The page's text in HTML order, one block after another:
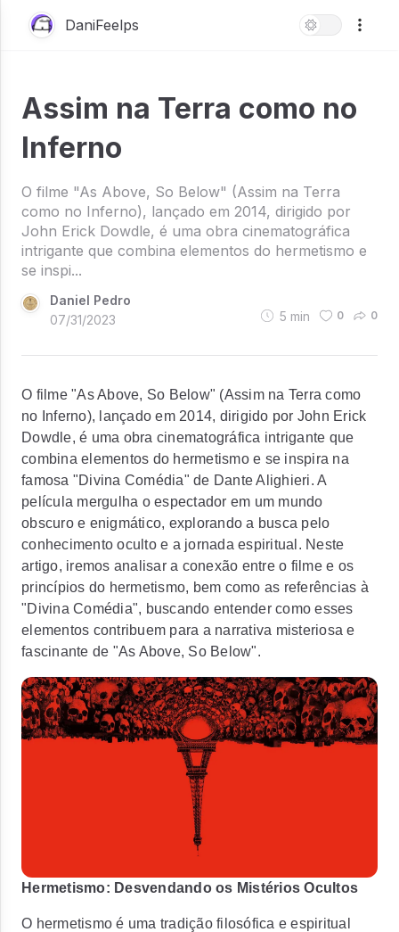
DaniFeelps
Assim na Terra como no
Inferno
O filme "As Above, So Below" (Assim na Terra
como no Inferno), lançado em 2014, dirigido por
John Erick Dowdle, é uma obra cinematográfica
intrigante que combina elementos do hermetismo e
se inspi...
Daniel Pedro
07/31/2023
5 min 0 0
O filme "As Above, So Below" (Assim na Terra como
no Inferno), lançado em 2014, dirigido por John Erick
Dowdle, é uma obra cinematográfica intrigante que
combina elementos do hermetismo e se inspira na
famosa "Divina Comédia" de Dante Alighieri. A
película mergulha o espectador em um mundo
obscuro e enigmático, explorando a busca pelo
conhecimento oculto e a jornada espiritual. Neste
artigo, iremos analisar a conexão entre o filme e os
princípios do hermetismo, bem como as referências à
"Divina Comédia", buscando entender como esses
elementos contribuem para a narrativa misteriosa e
fascinante de "As Above, So Below".
Hermetismo: Desvendando os Mistérios Ocultos
O hermetismo é uma tradição filosófica e espiritual